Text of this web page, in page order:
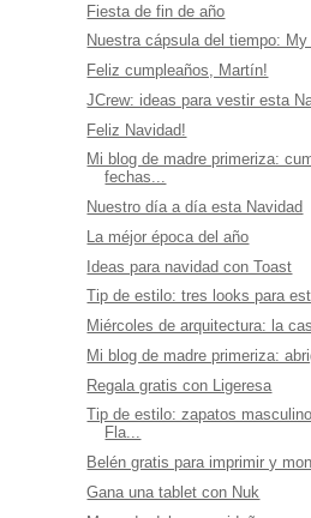
Fiesta de fin de año
Nuestra cápsula del tiempo: My
Feliz cumpleaños, Martín!
JCrew: ideas para vestir esta
Feliz Navidad!
Mi blog de madre primeriza:
fechas...
Nuestro día a día esta Navidad
La méjor época del año
Ideas para navidad con Toast
Tip de estilo: tres looks para
Miércoles de arquitectura: la
Mi blog de madre primeriza:
Regala gratis con Ligeresa
Tip de estilo: zapatos
Fla...
Belén gratis para imprimir y
Gana una tablet con Nuk